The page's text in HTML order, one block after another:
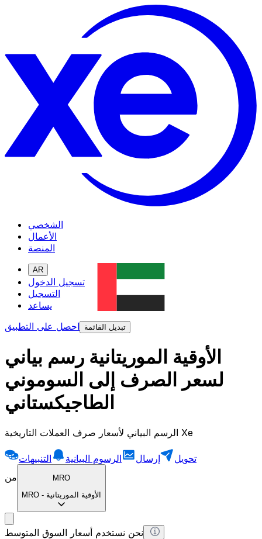
الشخصي
الأعمال
المنصة
AR
تسجيل الدخول
التسجيل
يساعد
احصل على التطبيق
تبديل القائمة
الأوقية الموريتانية رسم بياني
لسعر الصرف إلى السوموني
الطاجيكستاني
الرسم البياني لأسعار صرف العملات التاريخية Xe
تحويل إرسال الرسوم البيانية
التنبيهات
من
MRO
MRO - الأوقية الموريتانية
نحن نستخدم أسعار السوق المتوسط